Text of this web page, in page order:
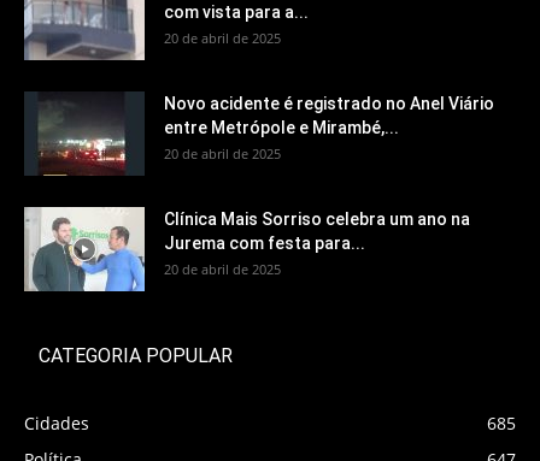
com vista para a...
20 de abril de 2025
Novo acidente é registrado no Anel Viário
entre Metrópole e Mirambé,...
20 de abril de 2025
Clínica Mais Sorriso celebra um ano na
Jurema com festa para...
20 de abril de 2025
CATEGORIA POPULAR
Cidades
685